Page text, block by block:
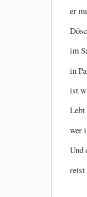
er
im
in
ist
wer
Und
reist